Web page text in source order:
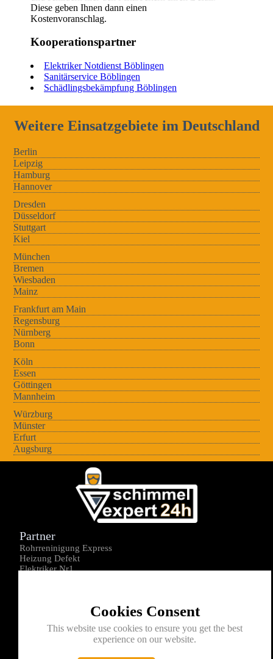
Diese geben Ihnen dann einen
Kostenvoranschlag.
Kooperationspartner
Elektriker Notdienst Böblingen
Sanitärservice Böblingen
Schädlingsbekämpfung Böblingen
Weitere Einsatzgebiete im Deutschland
Berlin
Leipzig
Hamburg
Hannover
Dresden
Düsseldorf
Stuttgart
Kiel
München
Bremen
Wiesbaden
Mainz
Frankfurt am Main
Regensburg
Nürnberg
Bonn
Köln
Essen
Göttingen
Mannheim
Würzburg
Münster
Erfurt
Augsburg
Cookies Consent
This website use cookies to ensure you get the best
experience on our website.
Partner
Rohrreninigung Express
Heizung Defekt
Elektriker Nr1
Kontakt